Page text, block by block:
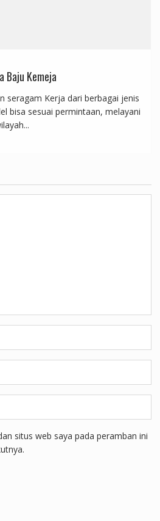
Baju Kemeja
seragam Kerja dari berbagai jenis
bisa sesuai permintaan, melayani
situs web saya pada peramban ini